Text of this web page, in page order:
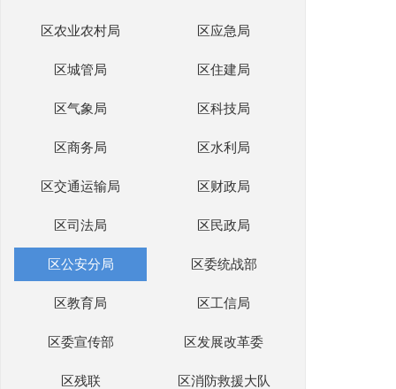
区农业农村局 区应急局
区城管局 区住建局
区气象局 区科技局
区商务局 区水利局
区交通运输局 区财政局
区司法局 区民政局
区公安分局 区委统战部
区教育局 区工信局
区委宣传部 区发展改革委
区残联 区消防救援大队